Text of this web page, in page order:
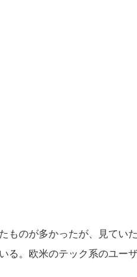
のが多かったが、見てい
る。欧米のテック系のユー